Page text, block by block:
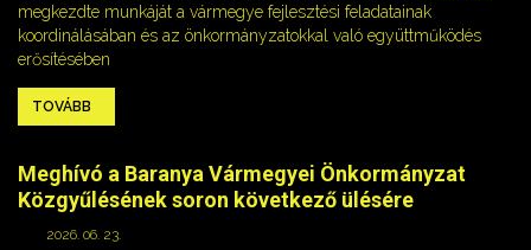
megkezdte munkáját a vármegye fejlesztési feladatainak
koordinálásában és az önkormányzatokkal való együttműködés
erősítésében
TOVÁBB
Meghívó a Baranya Vármegyei Önkormányzat
Közgyűlésének soron következő ülésére
2026. 06. 23.